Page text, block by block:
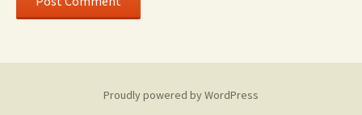
Proudly powered by WordPress